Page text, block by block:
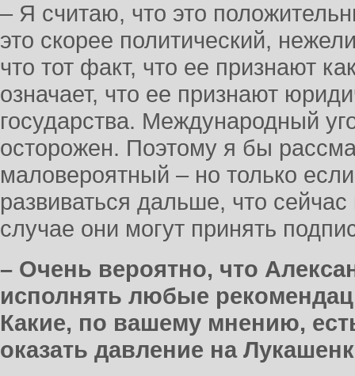
– Я считаю, что это
это скорее политический,
что тот факт, что ее признают
означает, что ее признают
государства. Международный
осторожен. Поэтому я бы
маловероятный – но только
развиваться дальше, что
случае они могут принять
– Очень вероятно, что
исполнять любые
Какие, по вашему мнению,
оказать давление на